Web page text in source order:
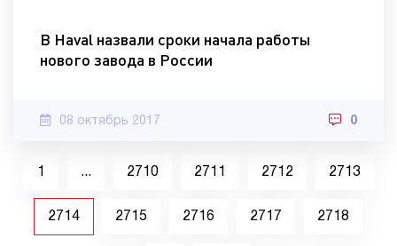
В Haval назвали сроки начала работы
нового завода в России
08 октябрь 2017 0
1 ... 2710 2711 2712 2713
2714 2715 2716 2717 2718